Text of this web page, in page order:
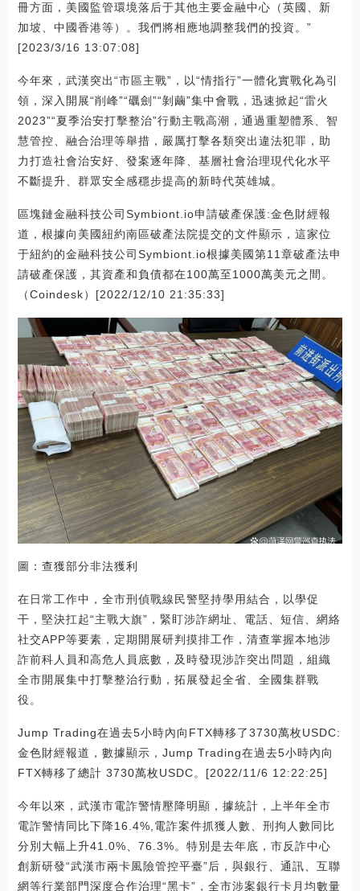
冊方面，美國監管環境落后于其他主要金融中心（英國、新
加坡、中國香港等）。我們將相應地調整我們的投資。”
[2023/3/16 13:07:08]
今年來，武漢突出“市區主戰”，以“情指行”一體化實戰化為引
領，深入開展“削峰”“礪劍”“剝繭”集中會戰，迅速掀起“雷火
2023”“夏季治安打擊整治”行動主戰高潮，通過重塑體系、智
慧管控、融合治理等舉措，嚴厲打擊各類突出違法犯罪，助
力打造社會治安好、發案逐年降、基層社會治理現代化水平
不斷提升、群眾安全感穩步提高的新時代英雄城。
區塊鏈金融科技公司Symbiont.io申請破產保護:金色財經報
道，根據向美國紐約南區破產法院提交的文件顯示，這家位
于紐約的金融科技公司Symbiont.io根據美國第11章破產法申
請破產保護，其資產和負債都在100萬至1000萬美元之間。
（Coindesk）[2022/12/10 21:35:33]
圖：查獲部分非法獲利
在日常工作中，全市刑偵戰線民警堅持學用結合，以學促
干，堅決扛起“主戰大旗”，緊盯涉詐網址、電話、短信、網絡
社交APP等要素，定期開展研判摸排工作，清查掌握本地涉
詐前科人員和高危人員底數，及時發現涉詐突出問題，組織
全市開展集中打擊整治行動，拓展發起全省、全國集群戰
役。
Jump Trading在過去5小時內向FTX轉移了3730萬枚USDC:
金色財經報道，數據顯示，Jump Trading在過去5小時內向
FTX轉移了總計 3730萬枚USDC。[2022/11/6 12:22:25]
今年以來，武漢市電詐警情壓降明顯，據統計，上半年全市
電詐警情同比下降16.4%,電詐案件抓獲人數、刑拘人數同比
分別大幅上升41.0%、76.3%。特別是去年底，市反詐中心
創新研發“武漢市兩卡風險管控平臺”后，與銀行、通訊、互聯
網等行業部門深度合作治理“黑卡”，全市涉案銀行卡月均數量